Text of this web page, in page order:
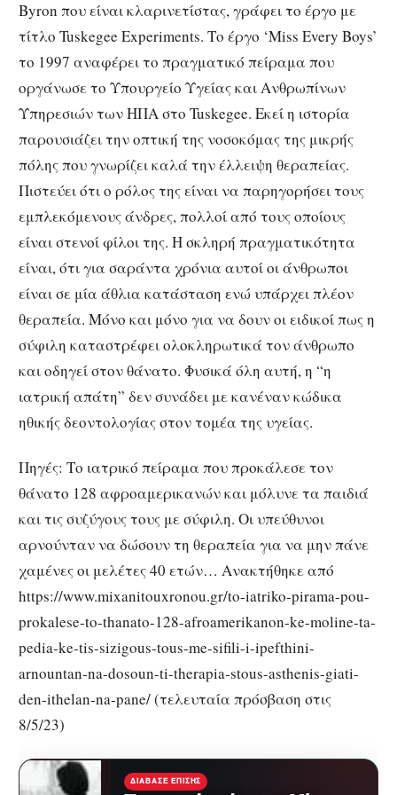
Byron που είναι κλαρινετίστας, γράφει το έργο με
τίτλο Tuskegee Experiments. Το έργο ‘Miss Every Boys’
το 1997 αναφέρει το πραγματικό πείραμα που
οργάνωσε το Υπουργείο Υγείας και Ανθρωπίνων
Υπηρεσιών των ΗΠΑ στο Tuskegee. Εκεί η ιστορία
παρουσιάζει την οπτική της νοσοκόμας της μικρής
πόλης που γνωρίζει καλά την έλλειψη θεραπείας.
Πιστεύει ότι ο ρόλος της είναι να παρηγορήσει τους
εμπλεκόμενους άνδρες, πολλοί από τους οποίους
είναι στενοί φίλοι της. Η σκληρή πραγματικότητα
είναι, ότι για σαράντα χρόνια αυτοί οι άνθρωποι
είναι σε μία άθλια κατάσταση ενώ υπάρχει πλέον
θεραπεία. Μόνο και μόνο για να δουν οι ειδικοί πως η
σύφιλη καταστρέφει ολοκληρωτικά τον άνθρωπο
και οδηγεί στον θάνατο. Φυσικά όλη αυτή, η “η
ιατρική απάτη” δεν συνάδει με κανέναν κώδικα
ηθικής δεοντολογίας στον τομέα της υγείας.
Πηγές: Το ιατρικό πείραμα που προκάλεσε τον
θάνατο 128 αφροαμερικανών και μόλυνε τα παιδιά
και τις συζύγους τους με σύφιλη. Οι υπεύθυνοι
αρνούνταν να δώσουν τη θεραπεία για να μην πάνε
χαμένες οι μελέτες 40 ετών… Ανακτήθηκε από
https://www.mixanitouxronou.gr/to-iatriko-pirama-pou-
prokalese-to-thanato-128-afroamerikanon-ke-moline-ta-
pedia-ke-tis-sizigous-tous-me-sifili-i-ipefthini-
arnountan-na-dosoun-ti-therapia-stous-asthenis-giati-
den-ithelan-na-pane/ (τελευταία πρόσβαση στις
8/5/23)
ΔΙΆΒΑΣΕ ΕΠΊΣΗΣ